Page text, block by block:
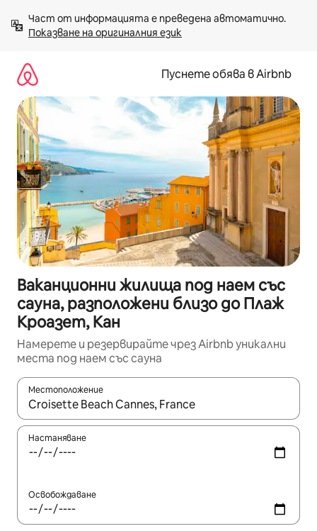
към
съдържанието
Показване на оригиналния език
Пуснете обява в Airbnb
Ваканционни жилища под наем със
сауна, разположени близо до Плаж
Кроазет, Кан
Намерете и резервирайте чрез Airbnb уникални
места под наем със сауна
Местоположение
Когато резултатите се покажат, използвайте
Настаняване
Освобождаване